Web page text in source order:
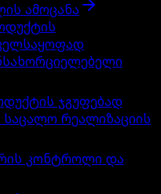
ამოცანა
ჯგუფებად
რეალიზაციის
კონტროლი და